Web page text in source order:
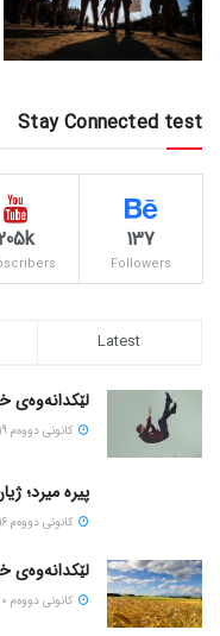
Stay Connected test
137
Followers
Latest
لێکدانەوەی
كانونی دووه‌م 19, 2025
پیره میرد؛
كانونی دووه‌م 16, 2025
لێکدانەوەی
كانونی دووه‌م 20, 2025